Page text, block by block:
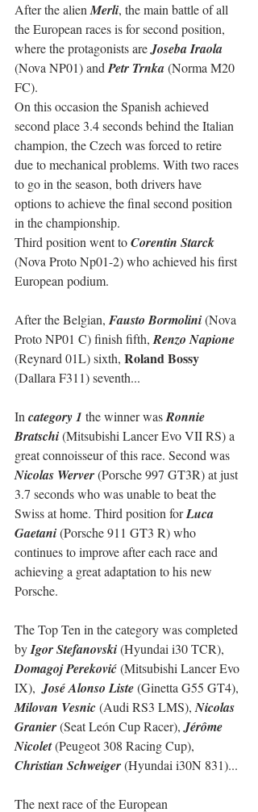
After the alien Merli, the main battle of all
the European races is for second position,
where the protagonists are Joseba Iraola
(Nova NP01) and Petr Trnka (Norma M20
FC).
On this occasion the Spanish achieved
second place 3.4 seconds behind the Italian
champion, the Czech was forced to retire
due to mechanical problems. With two races
to go in the season, both drivers have
options to achieve the final second position
in the championship.
Third position went to Corentin Starck
(Nova Proto Np01-2) who achieved his first
European podium.
After the Belgian, Fausto Bormolini (Nova
Proto NP01 C) finish fifth, Renzo Napione
(Reynard 01L) sixth, Roland Bossy
(Dallara F311) seventh...
In category 1 the winner was Ronnie
Bratschi (Mitsubishi Lancer Evo VII RS) a
great connoisseur of this race. Second was
Nicolas Werver (Porsche 997 GT3R) at just
3.7 seconds who was unable to beat the
Swiss at home. Third position for Luca
Gaetani (Porsche 911 GT3 R) who
continues to improve after each race and
achieving a great adaptation to his new
Porsche.
The Top Ten in the category was completed
by Igor Stefanovski (Hyundai i30 TCR),
Domagoj Pereković (Mitsubishi Lancer Evo
IX), José Alonso Liste (Ginetta G55 GT4),
Milovan Vesnic (Audi RS3 LMS), Nicolas
Granier (Seat León Cup Racer), Jérôme
Nicolet (Peugeot 308 Racing Cup),
Christian Schweiger (Hyundai i30N 831)...
The next race of the European